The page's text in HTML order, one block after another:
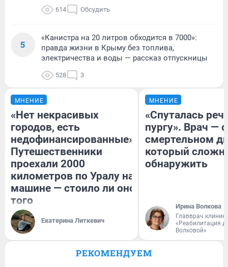
614 Обсудить
5
«Канистра на 20 литров обходится в 7000»:
правда жизни в Крыму без топлива,
электричества и воды — рассказ отпускницы
528 3
МНЕНИЕ
«Нет некрасивых
городов, есть
недофинансированные».
Путешественники
проехали 2000
километров по Уралу на
машине — стоило ли оно
того
Екатерина Литкевич
МНЕНИЕ
«Спуталась
пургу». Врач — о
смертельном
который
обнаружить
Ирина Волкова
Главврач
«Реабилитация
Волковой»
РЕКОМЕНДУЕМ